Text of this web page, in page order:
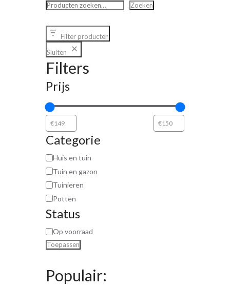
Zoeken
Filter producten
Sluiten
Filters
Prijs
Categorie
Huis en tuin
Tuin en gazon
Tuinieren
Potten
Status
Op voorraad
Toepassen
Populair: